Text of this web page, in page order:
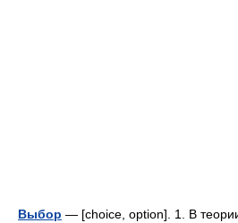
Выбор — [choice, option]. 1. В